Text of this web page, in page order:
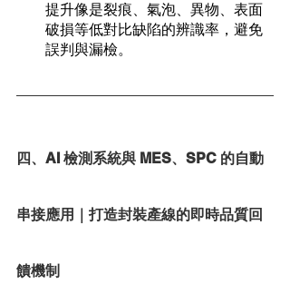
提升像是裂痕、氣泡、異物、表面
破損等低對比缺陷的辨識率，避免
誤判與漏檢。
四、AI 檢測系統與 MES、SPC 的自動
串接應用｜打造封裝產線的即時品質回
饋機制